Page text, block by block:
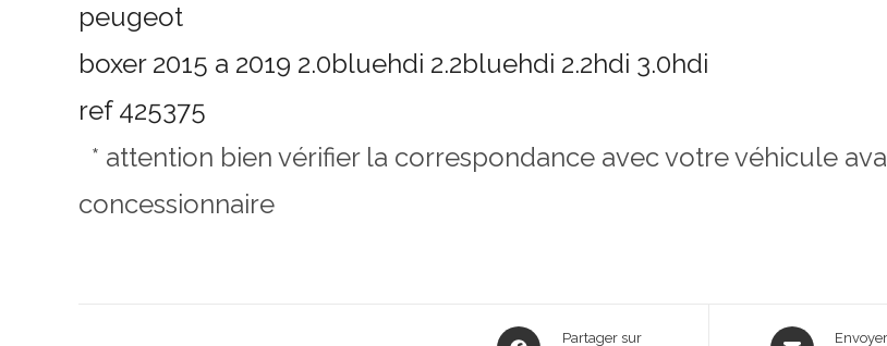
peugeot
boxer 2015 a 2019 2.0bluehdi 2.2bluehdi 2.2hdi 3.0hdi
ref 425375
* attention bien vérifier la correspondance avec votre véhicule
concessionnaire
Opens
Partager sur
Opens